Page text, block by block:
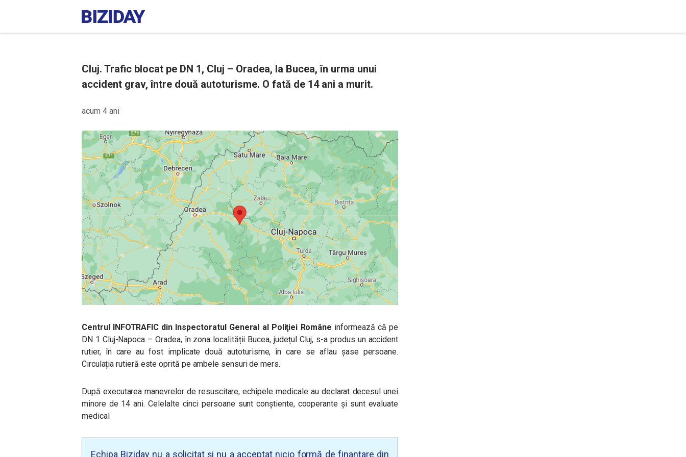
Cluj. Trafic blocat pe DN 1, Cluj – Oradea, la Bucea, în urma unui
accident grav, între două autoturisme. O fată de 14 ani a murit.
acum 4 ani
Centrul INFOTRAFIC din Inspectoratul General al Poliţiei Române informează că pe
DN 1 Cluj-Napoca – Oradea, în zona localității Bucea, județul Cluj, s-a produs un accident
rutier, în care au fost implicate două autoturisme, în care se aflau șase persoane.
Circulația rutieră este oprită pe ambele sensuri de mers.
După executarea manevrelor de resuscitare, echipele medicale au declarat decesul unei
minore de 14 ani. Celelalte cinci persoane sunt conștiente, cooperante și sunt evaluate
medical.
Echipa Biziday nu a solicitat și nu a acceptat nicio formă de finanțare din